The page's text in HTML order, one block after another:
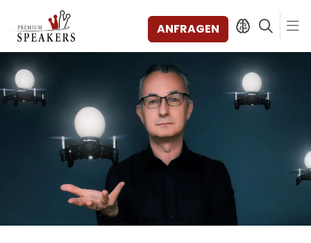
ANFRAGEN
SPEAKERS
ENTDECKEN
SHORTS
VIDEOS
BÜCHER
KATEGORIEN